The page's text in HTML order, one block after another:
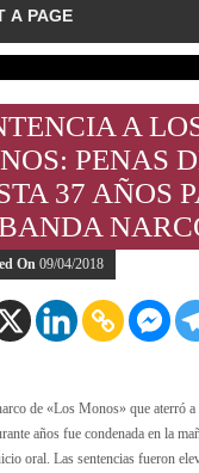
A
PENAS
37 AÑOS
On 09/04/2018
de «Los Monos» que aterró a
años fue condenada en la
oral. Las sentencias fueron